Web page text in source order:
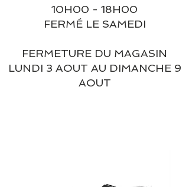
10H00 - 18H00
FERMÉ LE SAMEDI
FERMETURE DU MAGASIN
LUNDI 3 AOUT AU DIMANCHE 9
AOUT